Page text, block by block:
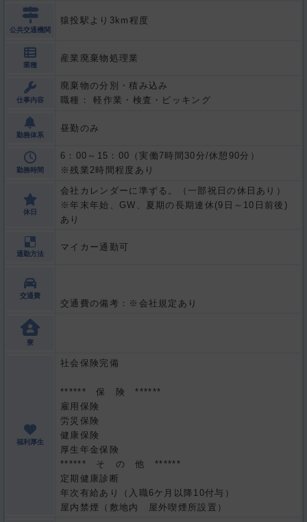
公共交通機関
猿投駅より3km程度
業種
産業廃棄物処理業
仕事内容
廃棄物の分別・積み込み
職種： 軽作業・検査・ピッキング
勤務体系
昼勤のみ
勤務時間
6：00～15：00（実働7時間30分/休憩90分）
※残業2時間程度あり
休日
会社カレンダーに準ずる。（一部祝日の休日あり）
※年末年始、GW、夏期の長期連休(9日～10日前後)
あり
通勤方法
マイカー通勤可
交通費
交通費の備考：※会社規定あり
寮
福利厚生
社会保険完備
****** 保 険 ******
雇用保険
労災保険
健康保険
厚生年金保険
****** そ の 他 ******
定期健康診断
年次有給あり（入職6ケ月以降10付与）
屋内禁煙（敷地内 屋外喫煙所設置）